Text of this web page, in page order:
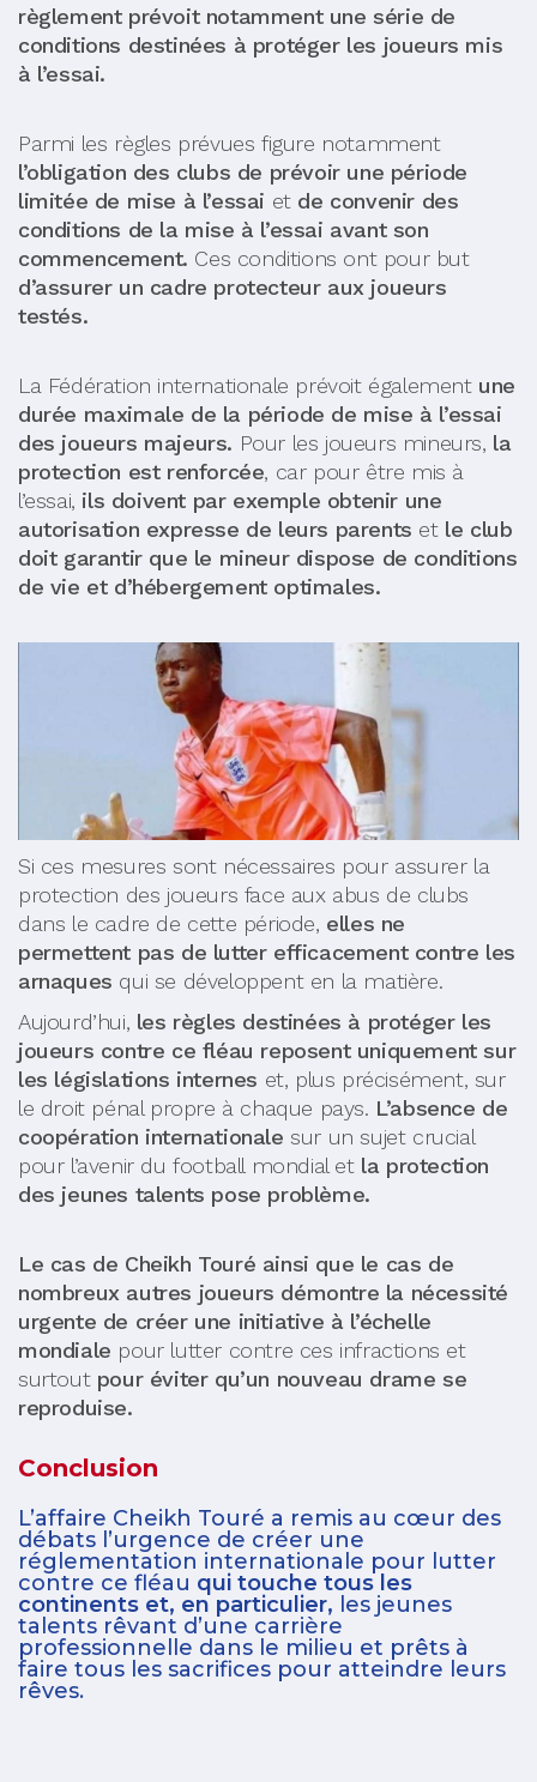
règlement prévoit notamment une série de
conditions destinées à protéger les joueurs mis
à l’essai.
Parmi les règles prévues figure notamment
l’obligation des clubs de prévoir une période
limitée de mise à l’essai et de convenir des
conditions de la mise à l’essai avant son
commencement. Ces conditions ont pour but
d’assurer un cadre protecteur aux joueurs
testés.
La Fédération internationale prévoit également une
durée maximale de la période de mise à l’essai
des joueurs majeurs. Pour les joueurs mineurs, la
protection est renforcée, car pour être mis à
l’essai, ils doivent par exemple obtenir une
autorisation expresse de leurs parents et le club
doit garantir que le mineur dispose de conditions
de vie et d’hébergement optimales.
Si ces mesures sont nécessaires pour assurer la
protection des joueurs face aux abus de clubs
dans le cadre de cette période, elles ne
permettent pas de lutter efficacement contre les
arnaques qui se développent en la matière.
Aujourd’hui, les règles destinées à protéger les
joueurs contre ce fléau reposent uniquement sur
les législations internes et, plus précisément, sur
le droit pénal propre à chaque pays. L’absence de
coopération internationale sur un sujet crucial
pour l’avenir du football mondial et la protection
des jeunes talents pose problème.
Le cas de Cheikh Touré ainsi que le cas de
nombreux autres joueurs démontre la nécessité
urgente de créer une initiative à l’échelle
mondiale pour lutter contre ces infractions et
surtout pour éviter qu’un nouveau drame se
reproduise.
Conclusion
L’affaire Cheikh Touré a remis au cœur des
débats l’urgence de créer une
réglementation internationale pour lutter
contre ce fléau qui touche tous les
continents et, en particulier, les jeunes
talents rêvant d’une carrière
professionnelle dans le milieu et prêts à
faire tous les sacrifices pour atteindre leurs
rêves.